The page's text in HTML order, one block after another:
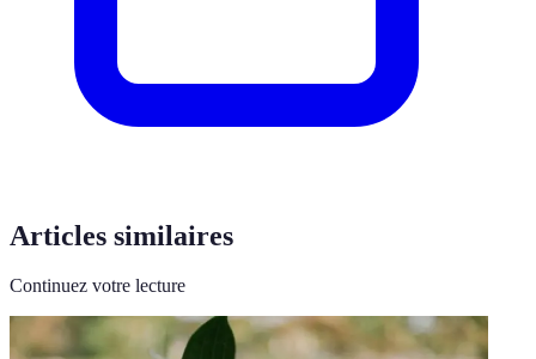
Articles similaires
Continuez votre lecture